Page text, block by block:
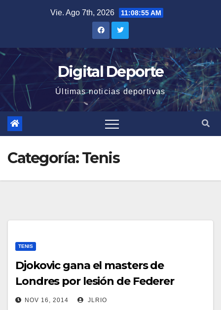
Vie. Ago 7th, 2026 11:08:56 AM
Digital Deporte
Últimas noticias deportivas
Categoría:Tenis
TENIS
Djokovic gana el masters de
Londres por lesión de Federer
NOV 16, 2014 JLRIO